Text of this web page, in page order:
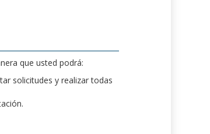
que usted podrá:
solicitudes y realizar todas